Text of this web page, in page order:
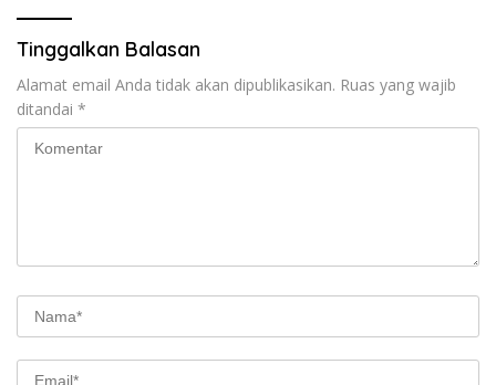
Tinggalkan Balasan
Alamat email Anda tidak akan dipublikasikan. Ruas yang wajib
ditandai *